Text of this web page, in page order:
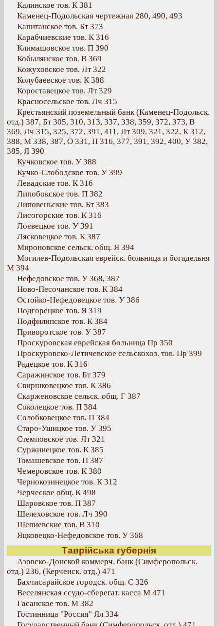
Калинское тов. К 381
Каменец-Подольская чертежная 280, 490, 493
Капитанское тов. Бт 373
Карабчиевские тов. К 316
Климашовское тов. П 390
Кобылянское тов. В 369
Кожуховское тов. Лт 322
Колубаевское тов. К 388
Короставецкое тов. Лт 329
Красносельское тов. Лч 315
Крестьянский поземельный банк (Каменец-Подольск.
отд.) 387, Бт 305, 310, 313, 337, 338, 359, 372, 373, В
369, Лч 315, 325, 372, 391, 411, Лт 309, 321, 322, К 312,
388, М 338, 387, О 331, П 316, 377, 391, 392, 400, У 382,
385, Я 390
Кучковское тов. У 388
Кучко-Слободское тов. У 399
Левадские тов. К 316
Липобокское тов. П 382
Липовеньские тов. Бт 383
Лисогорские тов. К 316
Лоевецкое тов. У 391
Лясковецкое тов. К 387
Мироновское сельск. общ. Я 394
Могилев-Подольская еврейск. больница и богадельня
М 394
Нефедовское тов. У 368, 387
Ново-Песочанское тов. К 384
Остойко-Нефедовецкое тов. У 386
Подгорецкое тов. Я 319
Подфилипское тов. К 384
Приворотское тов. У 387
Проскуровская еврейская больница Пр 350
Проскуровско-Летичевское сельскохоз. тов. Пр 399
Радецкое тов. К 316
Саражинское тов. Бт 379
Свиршковецкое тов. К 386
Скарженовское сельск. общ. Г 387
Соколецкое тов. П 384
Солобковецкое тов. П 384
Старо-Ушицкое тов. У 395
Стемповское тов. Лт 321
Суржинецкое тов. К 385
Томашевское тов. П 387
Чемеровское тов. К 380
Чернокозинецкое тов. К 312
Черческое общ. К 498
Шаровское тов. П 387
Шелеховское тов. Лч 390
Шепиевские тов. В 310
Яцковецко-Нефедовское тов. У 368
Таврійська губернія
Азовско-Донской коммерч. банк (Симферопольск.
отд.) 236, (Керченск. отд.) 471
Бахчисарайское городск. общ. С 326
Веселянская ссудо-сберегат. касса М 471
Гасанское тов. М 382
Гостинница "Россия" Ял 334